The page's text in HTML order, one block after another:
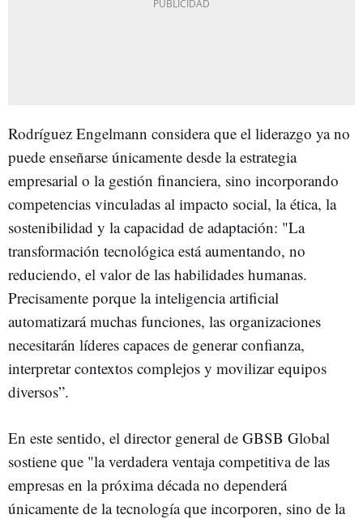
Rodríguez Engelmann considera que el liderazgo ya no
puede enseñarse únicamente desde la estrategia
empresarial o la gestión financiera, sino incorporando
competencias vinculadas al impacto social, la ética, la
sostenibilidad y la capacidad de adaptación: "La
transformación tecnológica está aumentando, no
reduciendo, el valor de las habilidades humanas.
Precisamente porque la inteligencia artificial
automatizará muchas funciones, las organizaciones
necesitarán líderes capaces de generar confianza,
interpretar contextos complejos y movilizar equipos
diversos”.
En este sentido, el director general de GBSB Global
sostiene que "la verdadera ventaja competitiva de las
empresas en la próxima década no dependerá
únicamente de la tecnología que incorporen, sino de la